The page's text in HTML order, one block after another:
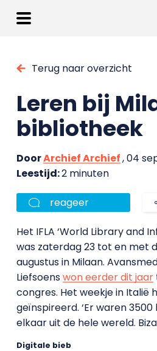
Terug naar overzicht
Leren bij
bibliotheek
DoorArchief Archief, 04
Leestijd:2 minuten
reageer
Het IFLA ‘World Library and
was zaterdag 23 tot en met
augustus in Milaan.
Liefsoenswon eerder dit jaar
congres. Het weekje in Italië
geïnspireerd. ‘Er waren
elkaar uit de hele wereld.
Digitale bieb